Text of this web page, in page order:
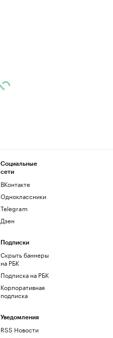
Социальные
сети
ВКонтакте
Одноклассники
Telegram
Дзен
Подписки
Скрыть баннеры
на РБК
Подписка на РБК
Корпоративная
подписка
Уведомления
RSS Новости